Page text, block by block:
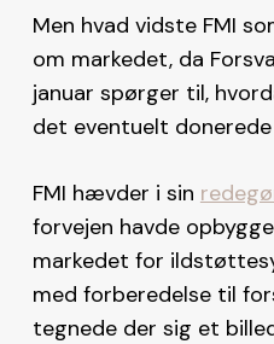
Men hvad vidste FMI
om markedet, da
januar spørger til,
det eventuelt
FMI hævder i sin
forvejen havde
markedet for
med forberedelse til
tegnede der sig et